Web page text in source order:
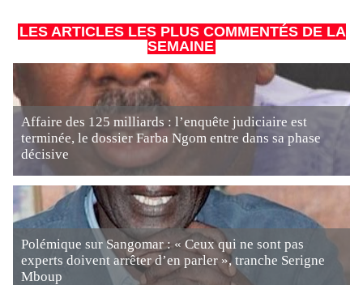
LES ARTICLES LES PLUS COMMENTÉS DE LA
SEMAINE
Affaire des 125 milliards : l’enquête judiciaire est
terminée, le dossier Farba Ngom entre dans sa phase
décisive
Polémique sur Sangomar : « Ceux qui ne sont pas
experts doivent arrêter d’en parler », tranche Serigne
Mboup